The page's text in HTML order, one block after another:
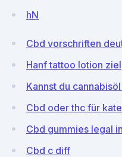
hN
Cbd vorschriften
Hanf tattoo lotion ziel
Kannst du
Cbd oder thc für
Cbd gummies legal
Cbd c diff